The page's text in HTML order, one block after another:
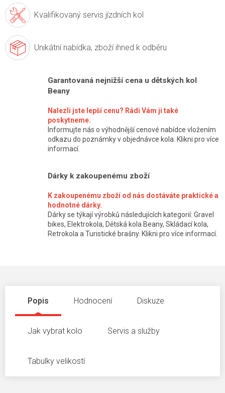
Kvalifikovaný servis jízdních kol
Unikátní nabídka, zboží ihned k odběru
Garantovaná nejnižší cena u dětských kol
Beany
Nalezli jste lepší cenu? Rádi Vám ji také
poskytneme.
Informujte nás o výhodnější cenové nabídce vložením
odkazu do poznámky v objednávce kola. Klikni pro více
informací.
Dárky k zakoupenému zboží
K zakoupenému zboží od nás dostáváte praktické a
hodnotné dárky.
Dárky se týkají výrobků následujících kategorií: Gravel
bikes, Elektrokola, Dětská kola Beany, Skládací kola,
Retrokola a Turistické brašny. Klikni pro více informací.
Popis Hodnocení Diskuze
Jak vybrat kolo Servis a služby
Tabulky velikostí